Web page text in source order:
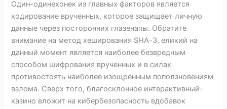
Один-одинехонек из главных факторов является
кодирование врученных, которое защищает личную
данные через посторонних глазенапы. Обратите
внимание на метод хеширования SHA-3, еликий на
данный момент является наиболее безвредным
способом шифрования врученных и в силах
противостоять наиболее изощренным поползновениям
взлома. Сверх того, благосклонное интерактивный-
казино вложит на кибербезопасность вдобавок